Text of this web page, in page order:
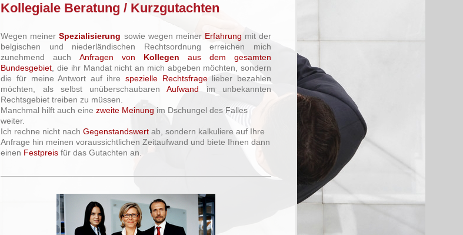
Kollegiale Beratung / Kurzgutachten
Wegen meinerSpezialisierung sowie wegen meiner Erfahrung mit der
belgischen und niederländischen Rechtsordnung erreichen mich
zunehmend auch Anfragen von Kollegen aus dem gesamten
Bundesgebiet, die ihr Mandat nicht an mich abgeben möchten, sondern
die für meine Antwort auf ihrespezielle Rechtsfragelieber bezahlen
möchten, als selbst unüberschaubarenAufwand im unbekannten
Rechtsgebiet treiben zu müssen.
Manchmal hilft auch einezweite Meinung im Dschungel des Falles
weiter.
Ich rechne nicht nachGegenstandswert ab, sondern kalkuliere auf Ihre
Anfrage hin meinen voraussichtlichen Zeitaufwand und biete Ihnen dann
einen Festpreis für das Gutachten an.